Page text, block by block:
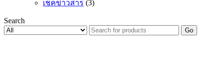
เช็คข่าวสาร (3)
Search
Go